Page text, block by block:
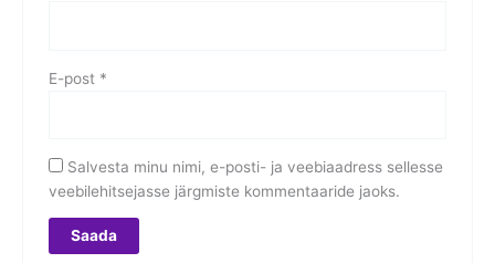
E-post *
Salvesta minu nimi, e-posti- ja veebiaadress sellesse
veebilehitsejasse järgmiste kommentaaride jaoks.